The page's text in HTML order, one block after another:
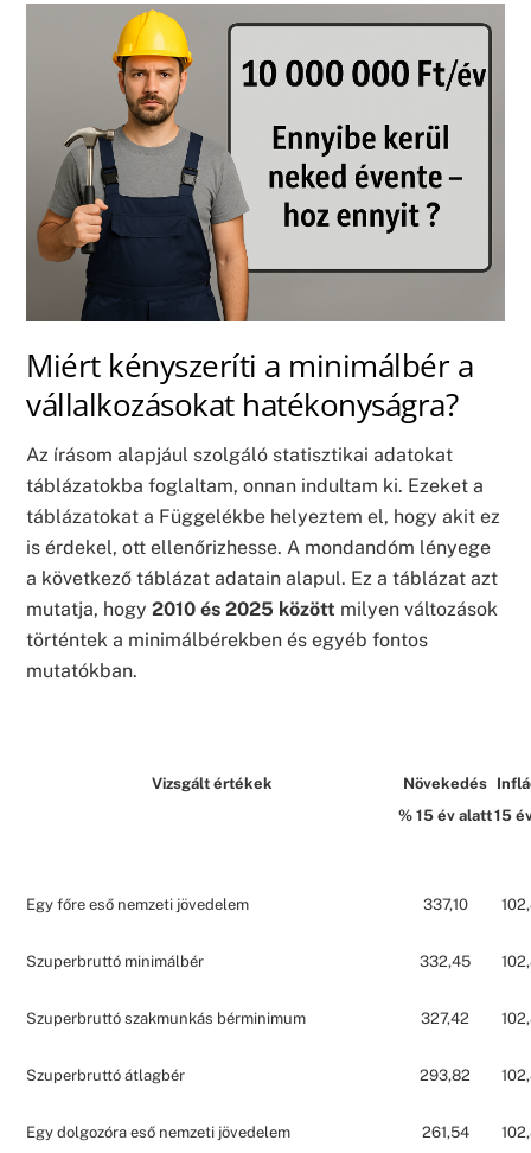
Miért kényszeríti a minimálbér a
vállalkozásokat hatékonyságra?
Az írásom alapjául szolgáló statisztikai adatokat
táblázatokba foglaltam, onnan indultam ki. Ezeket a
táblázatokat a Függelékbe helyeztem el, hogy akit ez
is érdekel, ott ellenőrizhesse. A mondandóm lényege
a következő táblázat adatain alapul. Ez a táblázat azt
mutatja, hogy2010 és 2025 között milyen változások
történtek a minimálbérekben és egyéb fontos
mutatókban.
Vizsgált értékek
Növekedés
% 15 év alatt15
Egy főre eső nemzeti jövedelem 337,10
Szuperbruttó minimálbér 332,45
Szuperbruttó szakmunkás bérminimum 327,42
Szuperbruttó átlagbér 293,82
Egy dolgozóra eső nemzeti jövedelem
261,54